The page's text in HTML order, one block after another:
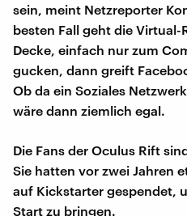
sein, meint Netzreporter
besten Fall geht die
Decke, einfach nur zum
gucken, dann greift
Ob da ein Soziales
wäre dann ziemlich egal.
Die Fans der Oculus Rift
Sie hatten vor zwei Jahren
auf Kickstarter gespendet,
Start zu bringen.